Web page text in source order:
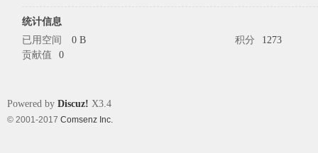
统计信息
已用空间
0 B 积分
1273
贡献值
0
Powered by Discuz! X3.4
© 2001-2017 Comsenz Inc.